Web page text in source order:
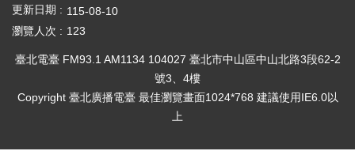
更新日期
115-08-10
瀏覽人次
123
臺北電臺 FM93.1 AM1134 104027 臺北市中山區中山北路3段62-2
號3、4樓
Copyright 臺北廣播電臺 最佳瀏覽畫面1024*768 建議使用IE6.0以
上